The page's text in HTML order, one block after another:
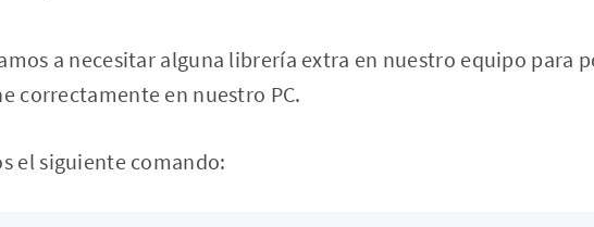
a necesitar alguna librería extra en nuestro equipo para
correctamente en nuestro PC.
el siguiente comando: